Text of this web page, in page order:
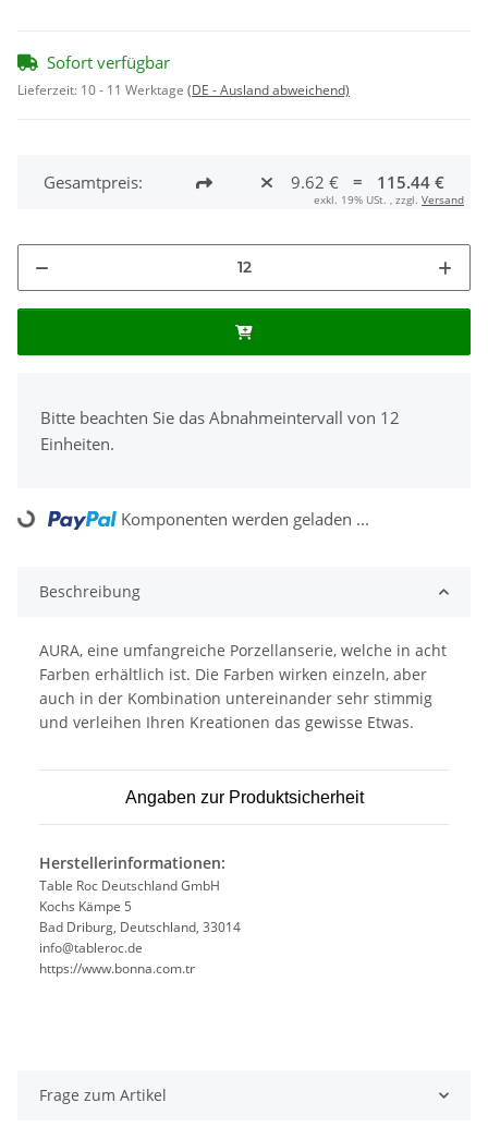
Sofort verfügbar
Lieferzeit: 10 - 11 Werktage (DE - Ausland abweichend)
Gesamtpreis: 9.62 € = 115.44 €
exkl. 19% USt. , zzgl. Versand
Bitte beachten Sie das Abnahmeintervall von 12
Einheiten.
Loading... Komponenten werden geladen ...
Beschreibung
AURA, eine umfangreiche Porzellanserie, welche in acht
Farben erhältlich ist. Die Farben wirken einzeln, aber
auch in der Kombination untereinander sehr stimmig
und verleihen Ihren Kreationen das gewisse Etwas.
Angaben zur Produktsicherheit
Herstellerinformationen:
Table Roc Deutschland GmbH
Kochs Kämpe 5
Bad Driburg, Deutschland, 33014
info@tableroc.de
https://www.bonna.com.tr
Frage zum Artikel